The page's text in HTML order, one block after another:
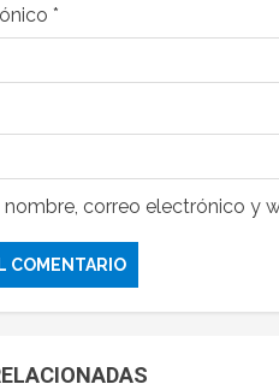
*
nombre, correo electrónico y